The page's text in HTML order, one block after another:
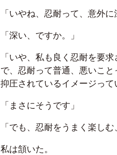
「いやね、忍耐って、意外に
「深い、ですか。」
「いや、私も良く忍耐を要
で、忍耐って普通、悪いこ
抑圧されているイメージって
「まさにそうです」
「でも、忍耐をうまく楽し
私は頷いた。